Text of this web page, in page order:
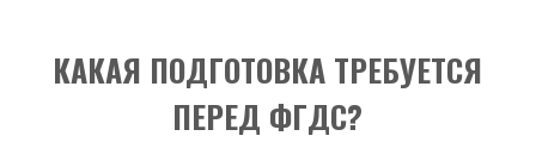
КАКАЯ ПОДГОТОВКА ТРЕБУЕТСЯ
ПЕРЕД ФГДС?